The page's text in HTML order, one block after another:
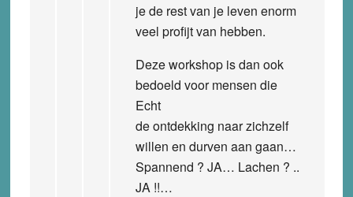
je de rest van je leven enorm
veel profijt van hebben.
Deze workshop is dan ook
bedoeld voor mensen die
Echt
de ontdekking naar zichzelf
willen en durven aan gaan…
Spannend ? JA… Lachen ? ..
JA !!…